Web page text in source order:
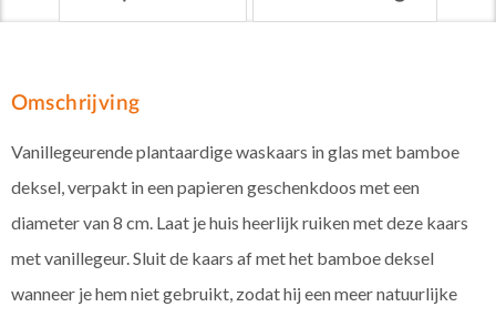
Omschrijving
Vanillegeurende plantaardige waskaars in glas met bamboe
deksel, verpakt in een papieren geschenkdoos met een
diameter van 8 cm. Laat je huis heerlijk ruiken met deze kaars
met vanillegeur. Sluit de kaars af met het bamboe deksel
wanneer je hem niet gebruikt, zodat hij een meer natuurlijke